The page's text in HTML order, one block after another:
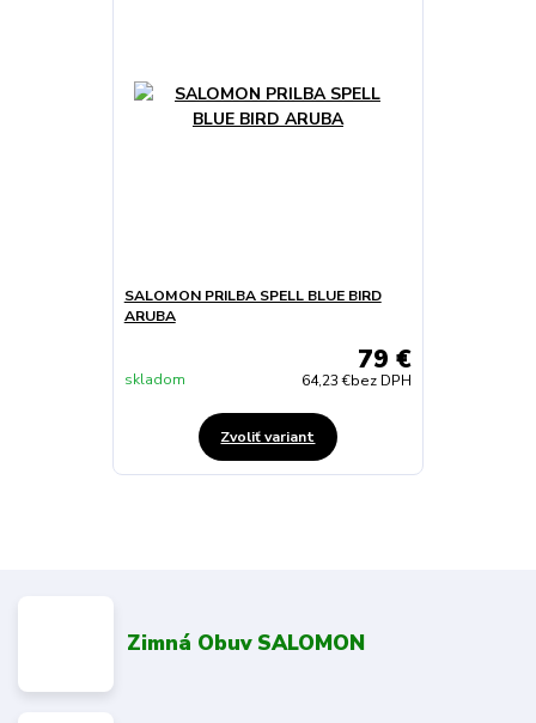
SALOMON PRILBA SPELL BLUE BIRD
ARUBA
79 €
64,23 €bez DPH
skladom
Zvoliť variant
Zimná Obuv SALOMON